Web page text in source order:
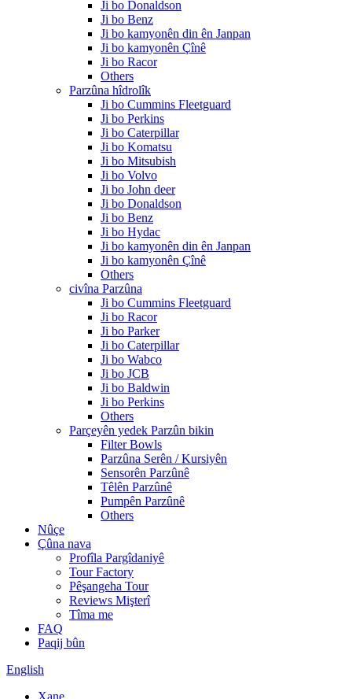
Ji bo Donaldson
Ji bo Benz
Ji bo kamyonên din ên Janpan
Ji bo kamyonên Çînê
Ji bo Racor
Others
Parzûna hîdrolîk
Ji bo Cummins Fleetguard
Ji bo Perkins
Ji bo Caterpillar
Ji bo Komatsu
Ji bo Mitsubish
Ji bo Volvo
Ji bo John deer
Ji bo Donaldson
Ji bo Benz
Ji bo Hydac
Ji bo kamyonên din ên Janpan
Ji bo kamyonên Çînê
Others
civîna Parzûna
Ji bo Cummins Fleetguard
Ji bo Racor
Ji bo Parker
Ji bo Caterpillar
Ji bo Wabco
Ji bo JCB
Ji bo Baldwin
Ji bo Perkins
Others
Parçeyên yedek Parzûn bikin
Filter Bowls
Parzûna Serên / Kursiyên
Sensorên Parzûnê
Têlên Parzûnê
Pumpên Parzûnê
Others
Nûçe
Çûna nava
Profîla Pargîdaniyê
Tour Factory
Pêşangeha Tour
Reviews Mişterî
Tîma me
FAQ
Paqij bûn
English
Xane